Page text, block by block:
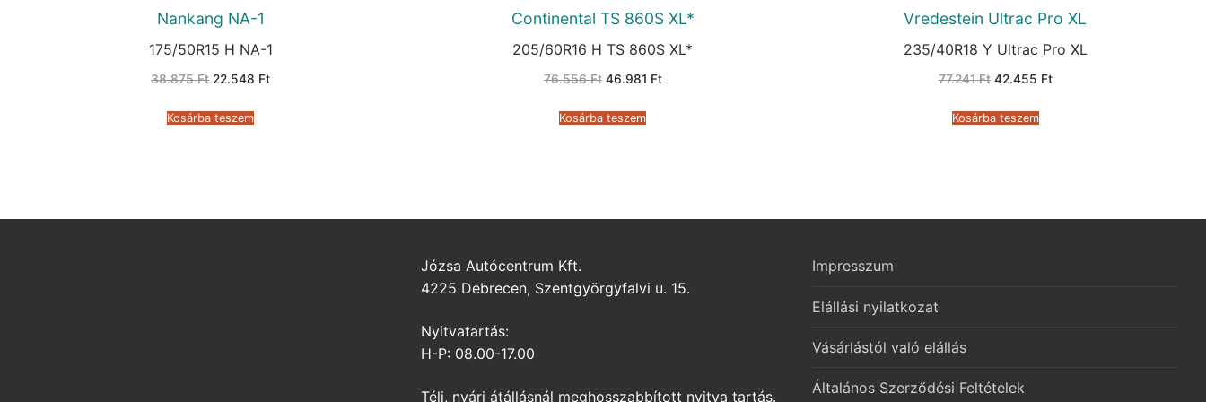
Nankang NA-1
175/50R15 H NA-1
38.875Ft Original
38.875 Ft.
22.548 FtCurrent
Kosárba teszem
Continental TS 860S XL*
205/60R16 H TS 860S XL*
76.556Ft Original
76.556 Ft.
46.981 FtCurrent
Kosárba teszem
Vredestein Ultrac Pro XL
235/40R18 Y Ultrac Pro XL
77.241Ft Original
77.241 Ft.
42.455 FtCurrent
Kosárba teszem
Józsa Autócentrum Kft.
4225 Debrecen, Szentgyörgyfalvi u. 15.
Nyitvatartás:
H-P: 08.00-17.00
Téli, nyári átállásnál meghosszabbított nyitva tartás.
Impresszum
Elállási nyilatkozat
Vásárlástól való elállás
Általános Szerződési Feltételek